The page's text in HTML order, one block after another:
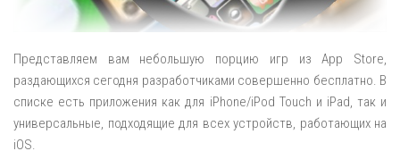
Представляем вам небольшую порцию игр из App Store,
раздающихся сегодня разработчиками совершенно бесплатно. В
списке есть приложения как для iPhone/iPod Touch и iPad, так и
универсальные, подходящие для всех устройств, работающих на
iOS.